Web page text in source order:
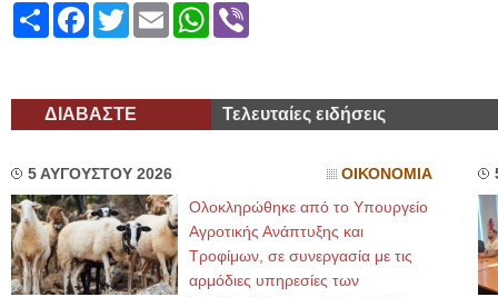
ShareFacebook
TwitterEmailWhatsApp
ΔΙΑΒΑΣΤΕ Τελευταίες ειδήσεις
5 ΑΥΓΟΥΣΤΟΥ 2026 ΟΙΚΟΝΟΜΙΑ
Ολοκληρώθηκε από το Υπουργείο
Αγροτικής Ανάπτυξης και
Τροφίμων, σε συνεργασία με τις
αρμόδιες υπηρεσίες των